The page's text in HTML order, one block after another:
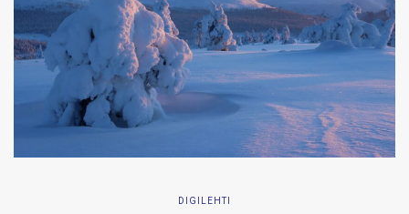
DIGILEHTI